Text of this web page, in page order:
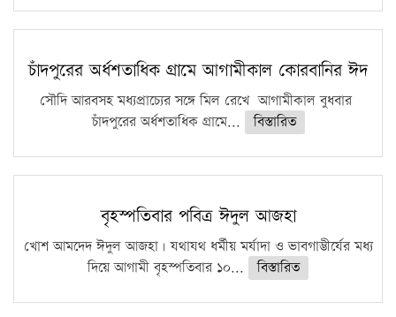
চাঁদপুরের অর্ধশতাধিক গ্রামে আগামীকাল কোরবানির ঈদ
সৌদি আরবসহ মধ্যপ্রাচ্যের সঙ্গে মিল রেখে আগামীকাল বুধবার
চাঁদপুরের অর্ধশতাধিক গ্রামে...
বিস্তারিত
বৃহস্পতিবার পবিত্র ঈদুল আজহা
খোশ আমদেদ ঈদুল আজহা। যথাযথ ধর্মীয় মর্যাদা ও ভাবগাম্ভীর্যের মধ্য
দিয়ে আগামী বৃহস্পতিবার ১০...
বিস্তারিত